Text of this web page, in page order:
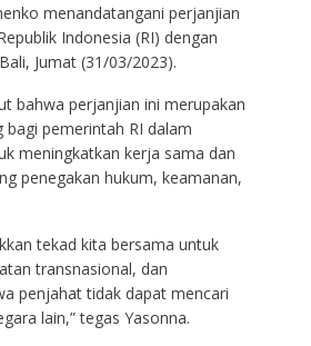
menandatangani perjanjian
Indonesia (RI) dengan
Jumat (31/03/2023).
bahwa perjanjian ini merupakan
pemerintah RI dalam
meningkatkan kerja sama dan
penegakan hukum, keamanan,
tekad kita bersama untuk
transnasional, dan
penjahat tidak dapat mencari
lain,” tegas Yasonna.